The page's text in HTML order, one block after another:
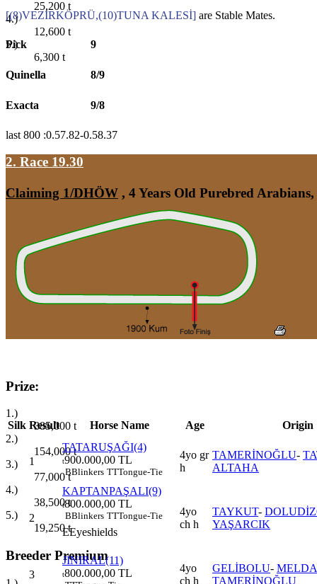
25,200 t
4.)
12,600 t
5.)
6,300 t
[(8)VEZİRKÖPRÜ,(10)TUNA KALESİ] are Stable Mates.
Pick 9
Quinella 8/9
Exacta 9/8
last 800 :0.57.82-0.58.37
2. Race 19.30
Claiming 1/DHÖW , 4 Years Old Purebred
Prize:
1.)
385,000 t
2.)
154,000t
3.)
77,000t
4.)
38,500t
5.)
19,250t
Breeder Premium
Silk Result Horse Name Age Origin
1
TATARUŞAĞI(4)
t900.000,00 TL
BBlinkers TTTongue-Tie
4yo gr
h
TAMERİNOĞLU-
ALTAHA
2
KAPTANPAŞALI(9)
t800.000,00 TL
BBlinkers TTTongue-Tie
EEyeshields
4yo
ch h
TAYKUT-
YAŞARCIK
3
JINIRAL(11)
t800.000,00 TL
4yo
ch h
GELİBOLU-
TAMERİNOĞLU